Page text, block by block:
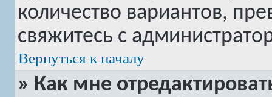
количество вариантов,
свяжитесь с
Вернуться к началу
» Как мне